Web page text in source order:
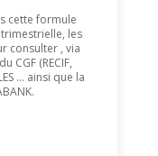
cette formule
les
consulter , via
CGF (RECIF,
... ainsi que la